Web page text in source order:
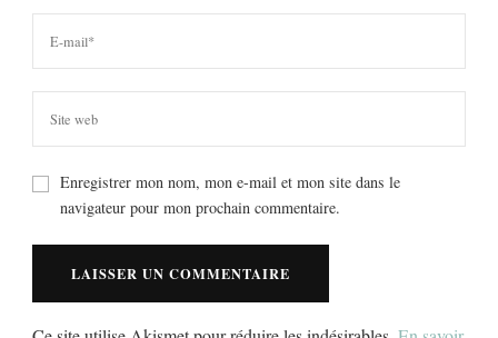
Enregistrer mon nom, mon e-mail et mon site dans le
navigateur pour mon prochain commentaire.